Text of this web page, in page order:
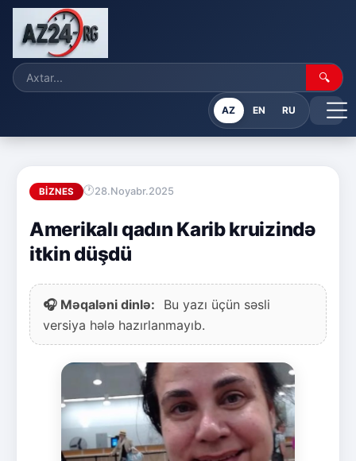
🔍
AZ EN RU
BIZNES 28.Noyabr.2025
Amerikalı qadın Karib kruizində
itkin düşdü
🎧 Məqaləni dinlə:
Bu yazı üçün səsli
versiya hələ hazırlanmayıb.